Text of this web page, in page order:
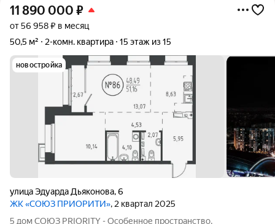
11 890 000 ₽
от 56 958 ₽ в месяц
50,5 м²
2-комн. квартира 15 этаж из 15
новостройка
улица Эдуарда Дьяконова,6
ЖК «СОЮЗ ПРИОРИТИ», 2 квартал 2025
5 дом СОЮЗ PRIORITY - Особенное пространство,